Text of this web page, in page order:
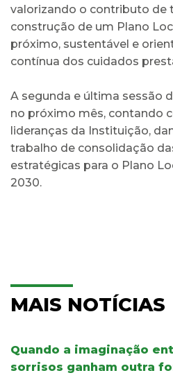
valorizando o contributo de
construção de um Plano
próximo, sustentável e
contínua dos cuidados
A segunda e última sessão
no próximo mês, contando
lideranças da Instituição,
trabalho de consolidação
estratégicas para o Plano
2030.
MAIS NOTÍCIAS
Quando a imaginação
sorrisos ganham outra